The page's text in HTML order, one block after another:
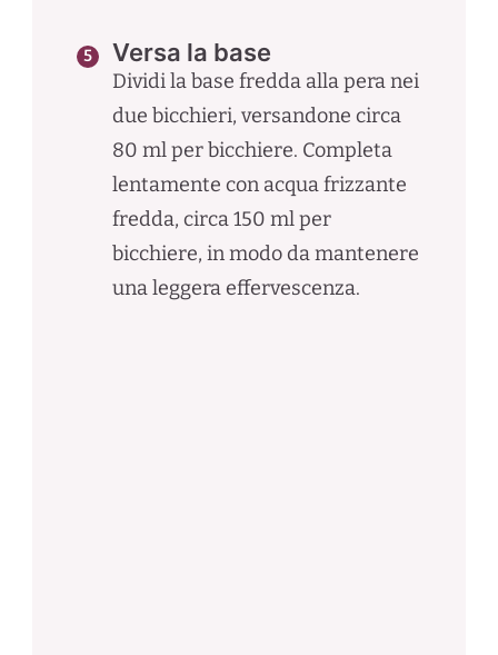
Versa la base
Dividi la base fredda alla pera nei
due bicchieri, versandone circa
80 ml per bicchiere. Completa
lentamente con acqua frizzante
fredda, circa 150 ml per
bicchiere, in modo da mantenere
una leggera effervescenza.